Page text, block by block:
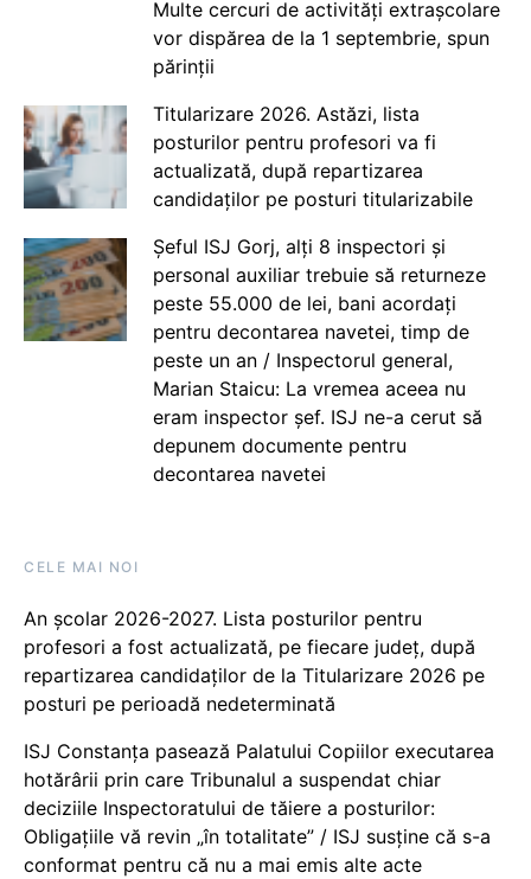
Multe cercuri de activități extrașcolare
vor dispărea de la 1 septembrie, spun
părinții
Titularizare 2026. Astăzi, lista
posturilor pentru profesori va fi
actualizată, după repartizarea
candidaților pe posturi titularizabile
Șeful ISJ Gorj, alți 8 inspectori și
personal auxiliar trebuie să returneze
peste 55.000 de lei, bani acordați
pentru decontarea navetei, timp de
peste un an / Inspectorul general,
Marian Staicu: La vremea aceea nu
eram inspector șef. ISJ ne-a cerut să
depunem documente pentru
decontarea navetei
CELE MAI NOI
An școlar 2026-2027. Lista posturilor pentru
profesori a fost actualizată, pe fiecare județ, după
repartizarea candidaților de la Titularizare 2026 pe
posturi pe perioadă nedeterminată
ISJ Constanța pasează Palatului Copiilor executarea
hotărârii prin care Tribunalul a suspendat chiar
deciziile Inspectoratului de tăiere a posturilor:
Obligațiile vă revin „în totalitate” / ISJ susține că s-a
conformat pentru că nu a mai emis alte acte